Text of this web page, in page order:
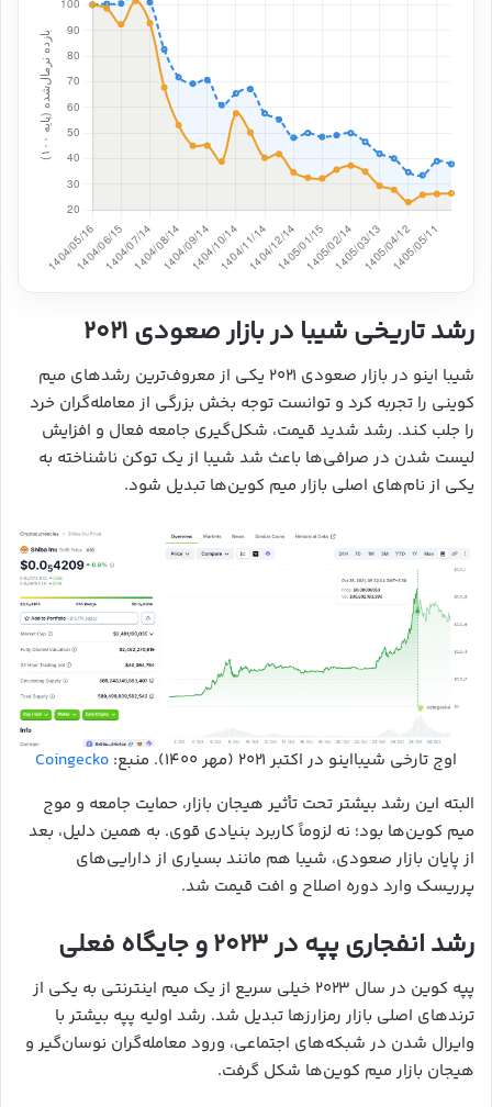
رشد تاریخی شیبا در بازار صعودی ۲۰۲۱
شیبا اینو در بازار صعودی ۲۰۲۱ یکی از معروف‌ترین رشدهای میم
کوینی را تجربه کرد و توانست توجه بخش بزرگی از معامله‌گران خرد
را جلب کند. رشد شدید قیمت، شکل‌گیری جامعه فعال و افزایش
لیست شدن در صرافی‌ها باعث شد شیبا از یک توکن ناشناخته به
یکی از نام‌های اصلی بازار میم کوین‌ها تبدیل شود.
اوج تارخی شیبااینو در اکتبر ۲۰۲۱ (مهر ۱۴۰۰). منبع:
Coingecko
البته این رشد بیشتر تحت تأثیر هیجان بازار، حمایت جامعه و موج
میم کوین‌ها بود؛ نه لزوماً کاربرد بنیادی قوی. به همین دلیل، بعد
از پایان بازار صعودی، شیبا هم مانند بسیاری از دارایی‌های
پرریسک وارد دوره اصلاح و افت قیمت شد.
رشد انفجاری پپه در ۲۰۲۳ و جایگاه فعلی
پپه کوین در سال ۲۰۲۳ خیلی سریع از یک میم اینترنتی به یکی از
ترندهای اصلی بازار رمزارزها تبدیل شد. رشد اولیه پپه بیشتر با
وایرال شدن در شبکه‌های اجتماعی، ورود معامله‌گران نوسان‌گیر و
هیجان بازار میم کوین‌ها شکل گرفت.